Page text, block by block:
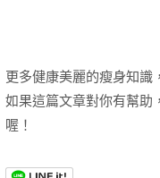
更多健康美麗的瘦身知識
如果這篇文章對你有幫助
喔！